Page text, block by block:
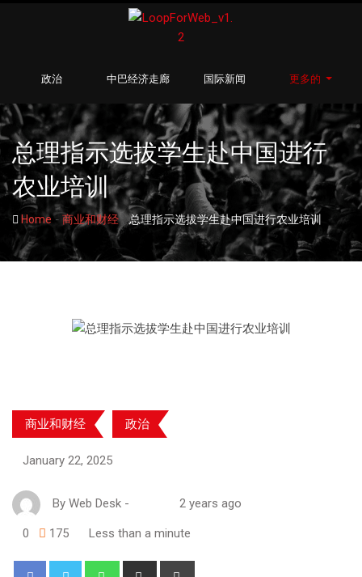
政治 中巴经济走廊 国际新闻 更多的
总理指示选拔学生赴中国进行
农业培训
Home- 商业和财经-总理指示选拔学生赴中国进行农业培训
商业和财经 政治
January 22, 2025
By Web Desk - 2 years ago
0 175 Less than a minute